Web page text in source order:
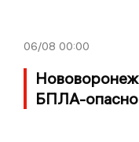
06/08 00:00
Нововоронеж
БПЛА-